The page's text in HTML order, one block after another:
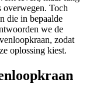
overwegen. Toch
die in bepaalde
we de
zodat
oplossing kiest.